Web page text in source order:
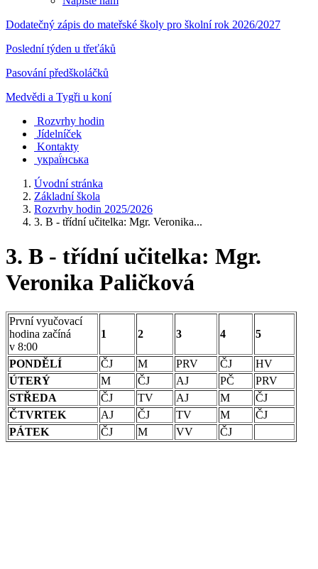
Dodatečný zápis do mateřské školy pro školní rok 2026/2027
Poslední týden u třeťáků
Pasování předškoláčků
Medvědi a Tygři u koní
Rozvrhy hodin
Jídelníček
Kontakty
украї́нська
Úvodní stránka
Základní škola
Rozvrhy hodin 2025/2026
3. B - třídní učitelka: Mgr. Veronika...
3. B - třídní učitelka: Mgr.
Veronika Paličková
První vyučovací
hodina začíná
v 8:00
1 2 3 4 5
PONDĚLÍ ČJ M PRV ČJ
HV
ÚTERÝ
M ČJ AJ PČ
PRV
STŘEDA
ČJ TV AJ M
ČJ
ČTVRTEK
AJ ČJ TV M
ČJ
PÁTEK
ČJ M VV ČJ